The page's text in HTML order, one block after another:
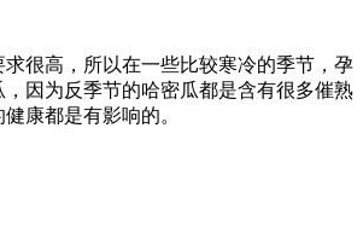
很高，所以在一些比较寒冷的季节，孕
因为反季节的哈密瓜都是含有很多催熟
康都是有影响的。